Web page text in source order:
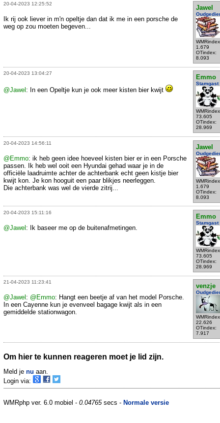
20-04-2023 12:25:52
Jawel
1.679
OTindex:
8.093
Ik rij ook liever in m'n opeltje dan dat ik me in een porsche de
weg op zou moeten begeven...
20-04-2023 13:04:27
Emmo
Stamgast
73.605
OTindex:
28.969
@Jawel : In een Opeltje kun je ook meer kisten bier kwijt
20-04-2023 14:56:11
Jawel
1.679
OTindex:
8.093
@Emmo: ik heb geen idee hoeveel kisten bier er in een Porsche
passen. Ik heb wel ooit een Hyundai gehad waar je in de
officiële laadruimte achter de achterbank echt geen kistje bier
kwijt kon. Je kon hooguit een paar blikjes neerleggen.
Die achterbank was wel de vierde zitrij...
20-04-2023 15:11:16
Emmo
Stamgast
73.605
OTindex:
28.969
@Jawel : Ik baseer me op de buitenafmetingen.
21-04-2023 11:23:41
venzje
22.626
OTindex:
7.917
@Jawel : @Emmo: Hangt een beetje af van het model Porsche.
In een Cayenne kun je evenveel bagage kwijt als in een
gemiddelde stationwagon.
Om hier te kunnen reageren moet je lid zijn.
Meld je nu aan.
Login via:
WMRphp ver. 6.0 mobiel - 0.04765secs - Normale versie